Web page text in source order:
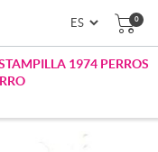
0
1974 PERROS